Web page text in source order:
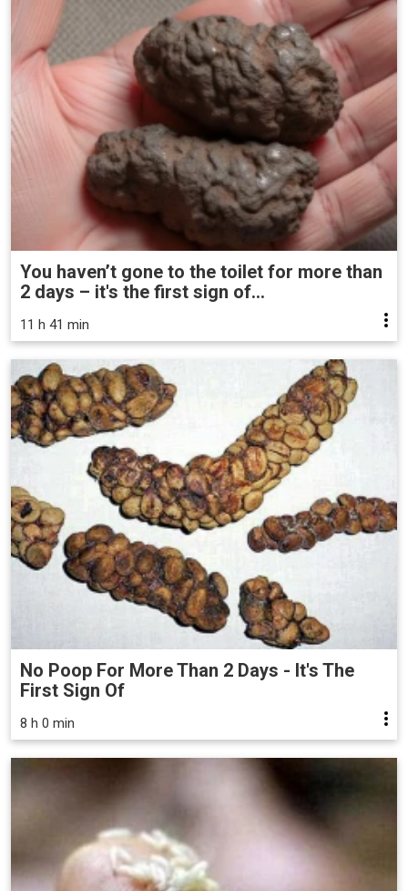
You haven’t gone to the toilet for more than
2 days – it's the first sign of...
11 h 41 min
No Poop For More Than 2 Days - It's The
First Sign Of
8 h 0 min